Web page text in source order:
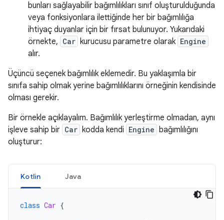
bunları sağlayabilir bağımlılıkları sınıf oluşturulduğunda
veya fonksiyonlara ilettiğinde her bir bağımlılığa
ihtiyaç duyanlar için bir fırsat bulunuyor. Yukarıdaki
örnekte, Car kurucusu parametre olarak Engine
alır.
Üçüncü seçenek bağımlılık eklemedir. Bu yaklaşımla bir
sınıfa sahip olmak yerine bağımlılıklarını örneğinin kendisinde
olması gerekir.
Bir örnekle açıklayalım. Bağımlılık yerleştirme olmadan, aynı
işleve sahip bir Car kodda kendi Engine bağımlılığını
oluşturur:
Kotlin Java
class Car {